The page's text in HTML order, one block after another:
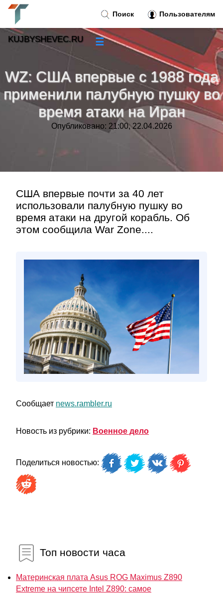
WZ: США впервые с 1988 года
применили палубную пушку во
время атаки на Иран
Опубликовано: 21:00, 22.04.2026
США впервые почти за 40 лет
использовали палубную пушку во
время атаки на другой корабль. Об
этом сообщила War Zone....
Сообщает news.rambler.ru
Новость из рубрики: Военное дело
Поделиться новостью:
Топ новости часа
Материнская плата Asus ROG Maximus Z890
Extreme на чипсете Intel Z890: самое
Поиск Пользователям
KUJBYSHEVEC.RU ☰
Новости»
Тренды новостей»
Рубрики»
Контакт»